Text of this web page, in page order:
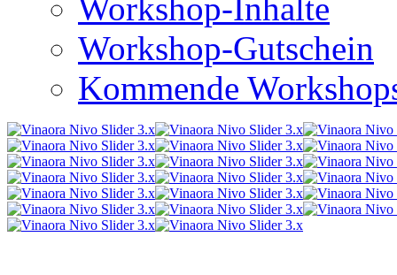
Workshop-Inhalte
Workshop-Gutschein
Kommende